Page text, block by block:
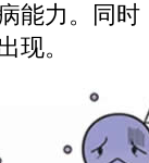
能力。同
现。